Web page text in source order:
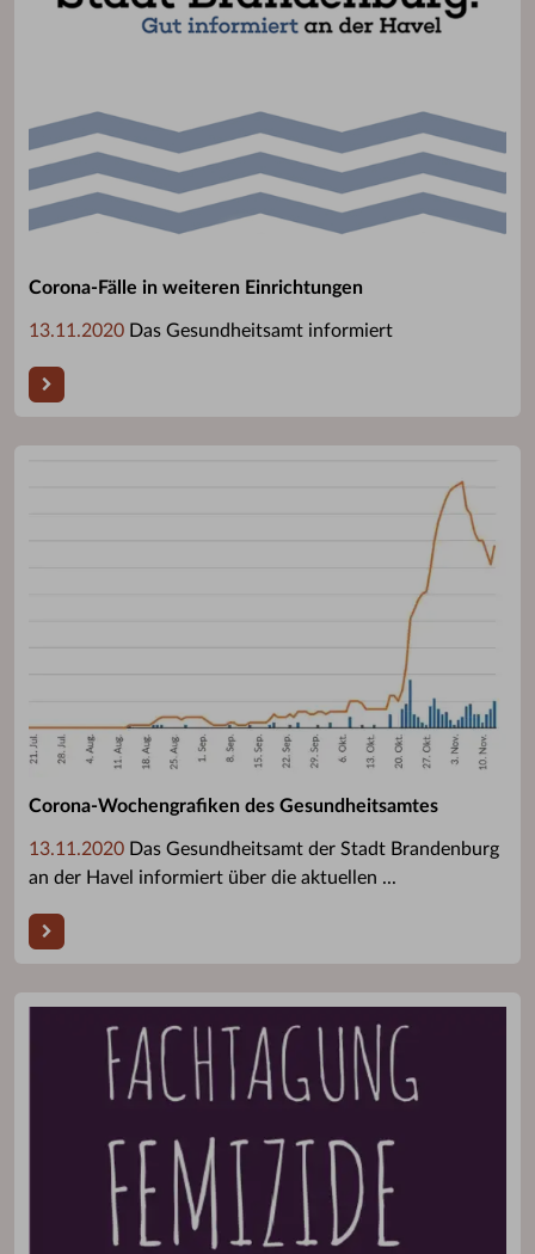
Corona-Fälle in weiteren Einrichtungen
13.11.2020 Das Gesundheitsamt informiert
Corona-Wochengrafiken des Gesundheitsamtes
13.11.2020 Das Gesundheitsamt der Stadt Brandenburg
an der Havel informiert über die aktuellen ...